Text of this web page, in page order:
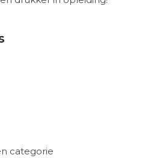
categorie